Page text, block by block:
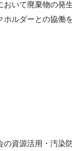
いて廃棄物の
ルダーとの協働
資源活用・汚